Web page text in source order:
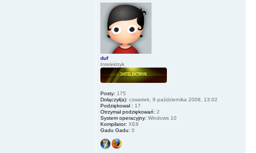
duf
Intelektryk
Posty: 175
Dołączył(a): czwartek, 9 października 2008, 13:02
Podziękował : 17
Otrzymał podziękowań: 2
System operacyjny: Windows 10
Kompilator: XE8
Gadu Gadu: 0